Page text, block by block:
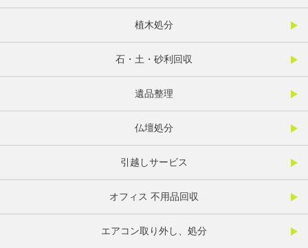
植木処分
石・土・砂利回収
遺品整理
仏壇処分
引越しサービス
オフィス 不用品回収
エアコン取り外し、処分